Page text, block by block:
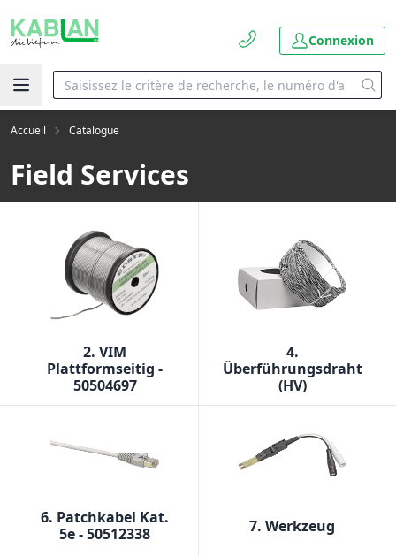
Connexion
Accueil Catalogue
Field Services
2. VIM
Plattformseitig -
50504697
4.
Überführungsdraht
(HV)
6. Patchkabel Kat.
5e - 50512338
7. Werkzeug